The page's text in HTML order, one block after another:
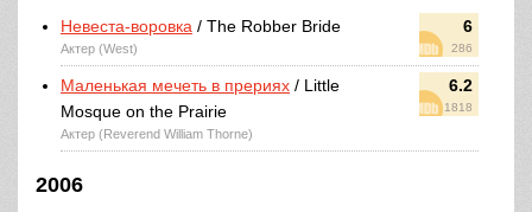
6
286
Невеста-воровка / The Robber Bride
Актер (West)
6.2
1818
Маленькая мечеть в прериях / Little
Mosque on the Prairie
Актер (Reverend William Thorne)
2006